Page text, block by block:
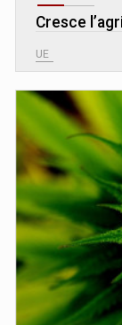
Cresce
UE